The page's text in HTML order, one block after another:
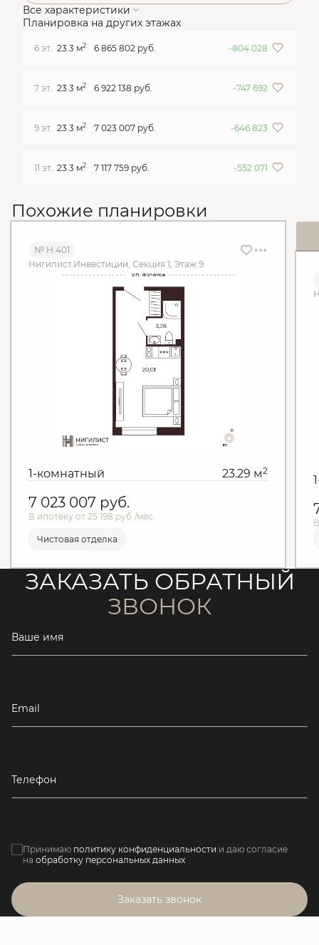
Все характеристики
Планировка на других этажах
6 эт. 23.3 м2 6 865 802 руб. -804 028
7 эт. 23.3 м2 6 922 138 руб. -747 692
9 эт. 23.3 м2 7 023 007 руб. -646 823
11 эт. 23.3 м2 7 117 759 руб. -552 071
Похожие планировки
№ Н.401
Нигилист.Инвестиции, Секция 1, Этаж 9
1-комнатный 23.29 м2
7 023 007 руб.
В ипотеку от 25 198 руб./мес.
Чистовая отделка
ЗАКАЗАТЬ ОБРАТНЫЙ
ЗВОНОК
Ваше имя
Email
Телефон
Принимаю политику конфиденциальности и даю согласие
на обработку персональных данных
Заказать звонок